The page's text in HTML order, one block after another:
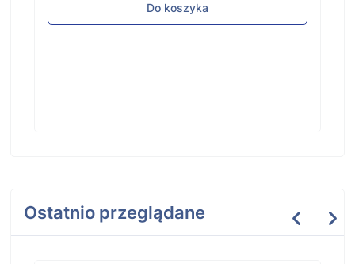
Do koszyka
Ostatnio przeglądane